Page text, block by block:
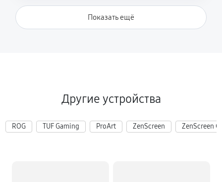
Показать ещё
Другие устройства
ROG TUF Gaming ProArt ZenScreen ZenScreen